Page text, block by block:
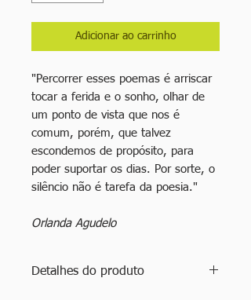
Adicionar ao carrinho
"Percorrer esses poemas é arriscar
tocar a ferida e o sonho, olhar de
um ponto de vista que nos é
comum, porém, que talvez
escondemos de propósito, para
poder suportar os dias. Por sorte, o
silêncio não é tarefa da poesia."
Orlanda Agudelo
Detalhes do produto